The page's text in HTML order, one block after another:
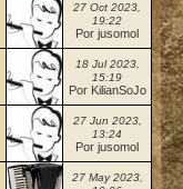
27 Oct 2023,
19:22
Por jusomol
18 Jul 2023,
15:19
Por KilianSoJo
27 Jun 2023,
13:24
Por jusomol
27 May 2023,